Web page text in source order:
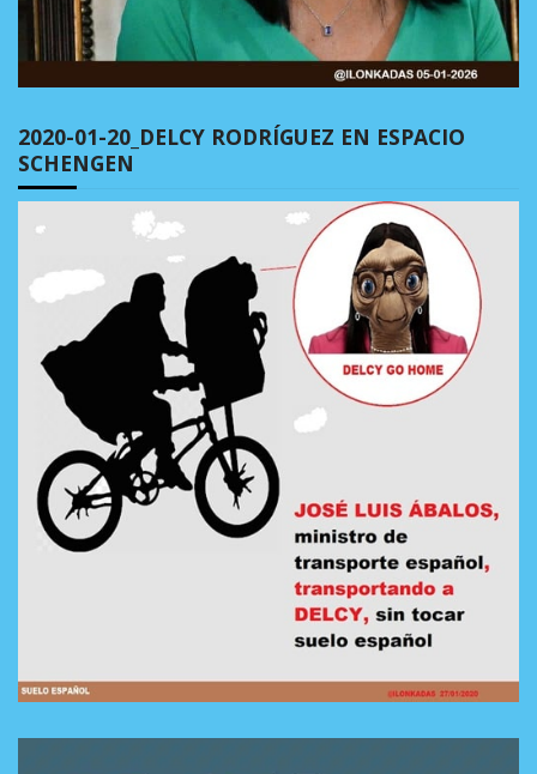
2020-01-20_DELCY RODRÍGUEZ EN ESPACIO
SCHENGEN